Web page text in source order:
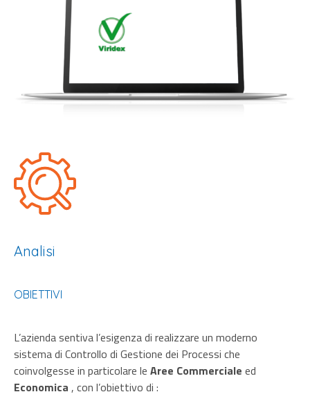
Analisi
OBIETTIVI
L’azienda sentiva l’esigenza di realizzare un moderno
sistema di Controllo di Gestione dei Processi che
coinvolgesse in particolare le Aree Commerciale ed
Economica , con l’obiettivo di :